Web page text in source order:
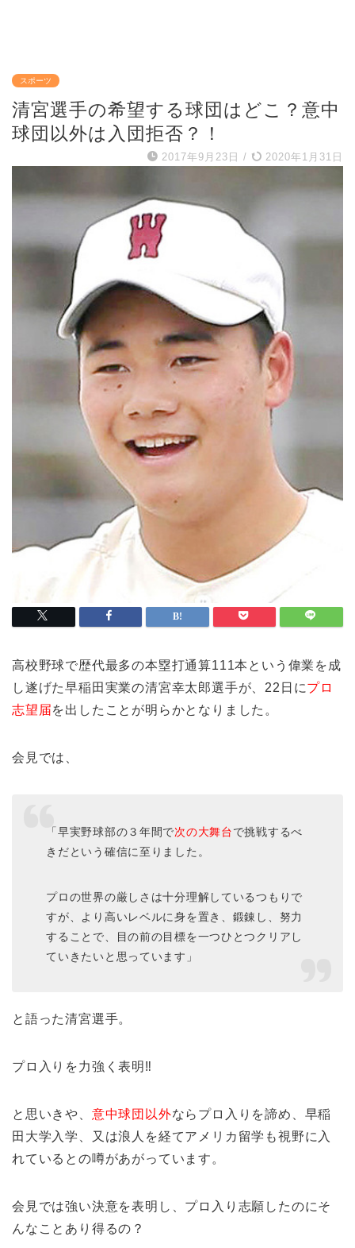
スポーツ
清宮選手の希望する球団はどこ？意中
球団以外は入団拒否？！
2017年9月23日 / 2020年1月31日
高校野球で歴代最多の本塁打通算111本という偉業を成
し遂げた早稲田実業の清宮幸太郎選手が、22日にプロ
志望届を出したことが明らかとなりました。
会見では、
「早実野球部の３年間で次の大舞台で挑戦するべ
きだという確信に至りました。
プロの世界の厳しさは十分理解しているつもりで
すが、より高いレベルに身を置き、鍛錬し、努力
することで、目の前の目標を一つひとつクリアし
ていきたいと思っています」
と語った清宮選手。
プロ入りを力強く表明‼︎
と思いきや、 意中球団以外ならプロ入りを諦め、早稲
田大学入学、又は浪人を経てアメリカ留学も視野に入
れているとの噂があがっています。
会見では強い決意を表明し、プロ入り志願したのにそ
んなことあり得るの？